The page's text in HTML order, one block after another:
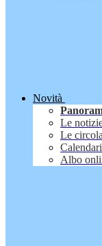
Novità
Le
Le
Albo